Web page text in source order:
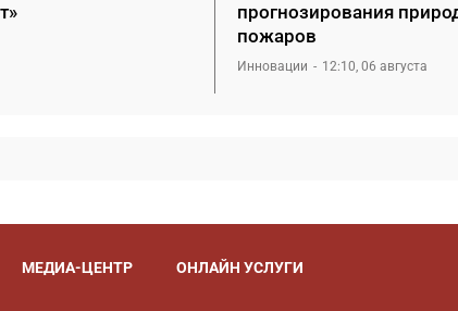
прогнозирования
пожаров
Инновации 12:10, 06 августа
МЕДИА-ЦЕНТР ОНЛАЙН УСЛУГИ